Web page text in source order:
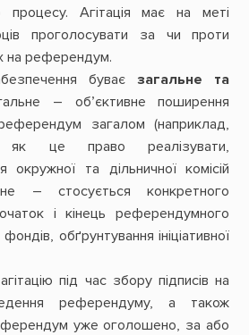
процесу. Агітація має на меті
проголосувати за чи проти
на референдум.
буваєзагальне та
– об’єктивне поширення
загалом (наприклад,
як це право реалізувати,
окружної та дільничної комісій
– стосується конкретного
і кінець референдумного
обґрунтування ініціативної
під час збору підписів на
референдуму, а також
уже оголошено, за або